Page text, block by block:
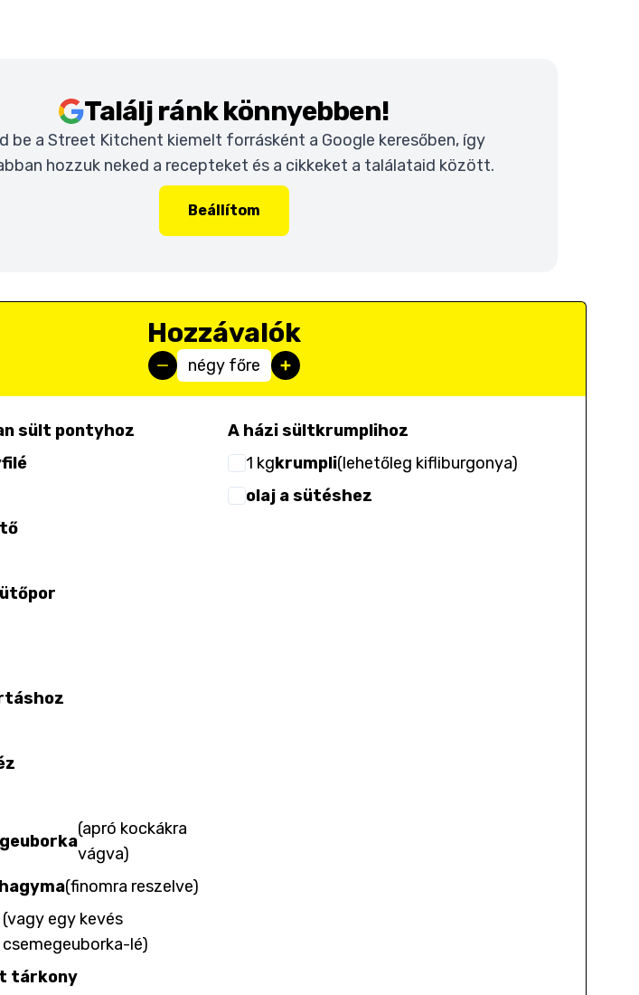
Találj ránk könnyebben!
be a Street Kitchent kiemelt forrásként a Google keresőben, így
hozzuk neked a recepteket és a cikkeket a találataid között.
Beállítom
Hozzávalók
négy főre
sült pontyhoz
A házi sültkrumplihoz
1 kgkrumpli(lehetőleg kifliburgonya)
olaj a sütéshez
(apró kockákra
vágva)
(finomra reszelve)
(vagy egy kevés
csemegeuborka-lé)
tárkony